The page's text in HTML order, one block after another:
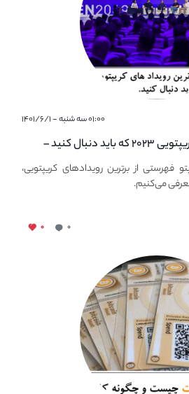
۰۱:۰۰ سه شنبه - ۱۴۰۱/۶/۱
مهم ترین رویداد های کریپتویی ۲۰۲۳ که باید دنبال کنید –
جهانی
فهرستی از برترین رویدادهای کریپتویی،
۰ ۰